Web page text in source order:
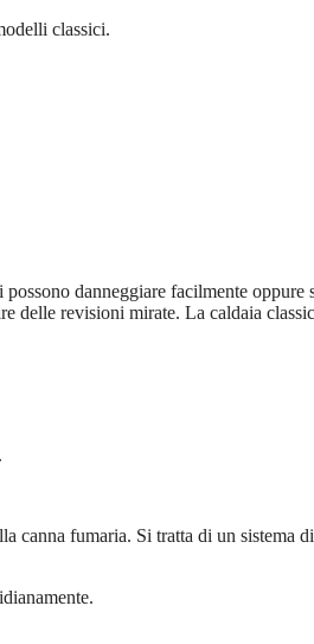
classici.
danneggiare facilmente
delle revisioni mirate. La caldaia
canna fumaria. Si tratta di un sistema